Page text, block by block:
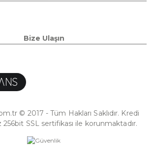
Bize Ulaşın
© 2017 - Tüm Hakları Saklıdır. Kredi
256bit SSL sertifikası ile korunmaktadır.